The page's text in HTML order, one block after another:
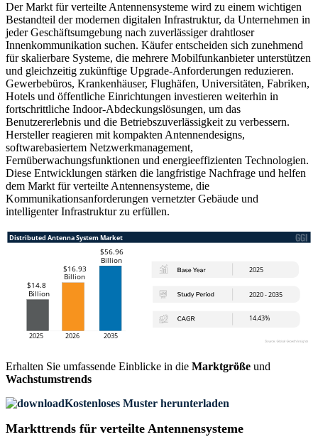
Der Markt für verteilte Antennensysteme wird zu einem wichtigen
Bestandteil der modernen digitalen Infrastruktur, da Unternehmen in
jeder Geschäftsumgebung nach zuverlässiger drahtloser
Innenkommunikation suchen. Käufer entscheiden sich zunehmend
für skalierbare Systeme, die mehrere Mobilfunkanbieter unterstützen
und gleichzeitig zukünftige Upgrade-Anforderungen reduzieren.
Gewerbebüros, Krankenhäuser, Flughäfen, Universitäten, Fabriken,
Hotels und öffentliche Einrichtungen investieren weiterhin in
fortschrittliche Indoor-Abdeckungslösungen, um das
Benutzererlebnis und die Betriebszuverlässigkeit zu verbessern.
Hersteller reagieren mit kompakten Antennendesigns,
softwarebasiertem Netzwerkmanagement,
Fernüberwachungsfunktionen und energieeffizienten Technologien.
Diese Entwicklungen stärken die langfristige Nachfrage und helfen
dem Markt für verteilte Antennensysteme, die
Kommunikationsanforderungen vernetzter Gebäude und
intelligenter Infrastruktur zu erfüllen.
Erhalten Sie umfassende Einblicke in die Marktgröße und
Wachstumstrends
Kostenloses Muster herunterladen
Markttrends für verteilte Antennensysteme